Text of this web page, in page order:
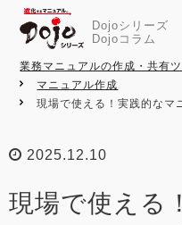
Dojoシリーズ
Dojoコラム
業務マニュアルの作成・共有
マニュアル作成
現場で使える！実践的なマ
2025.12.10
現場で使える